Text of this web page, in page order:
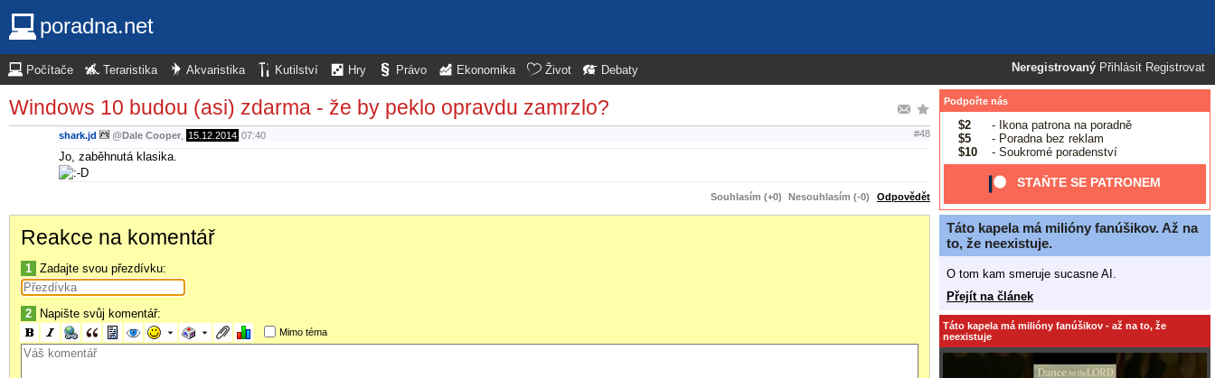
poradna.net
Neregistrovaný Přihlásit Registrovat
Počítače Teraristika Akvaristika Kutilství Hry Právo Ekonomika Život Debaty
Windows 10 budou (asi) zdarma - že by peklo opravdu zamrzlo?
shark.jd @Dale Cooper 15.12.2014 07:40 #48
Jo, zaběhnutá klasika.
Souhlasím (+0) Nesouhlasím (-0) Odpovědět
Reakce na komentář
1 Zadajte svou přezdívku:
2 Napište svůj komentář:
Mimo téma
Podpořte nás
$2
- Ikona patrona na poradně
$5
- Poradna bez reklam
$10
- Soukromé poradenství
STAŇTE SE PATRONEM
Táto kapela má milióny fanúšikov. Až na
to, že neexistuje.
O tom kam smeruje sucasne AI.
Přejít na článek
Táto kapela má milióny fanúšikov - až na to, že
neexistuje